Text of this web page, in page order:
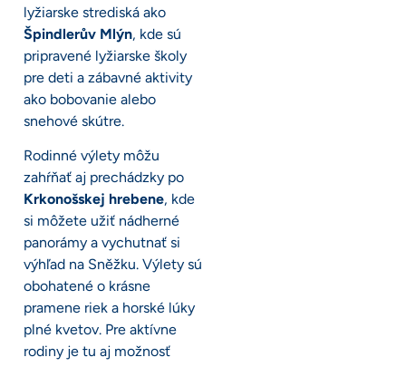
lyžiarske strediská ako
Špindlerův Mlýn, kde sú
pripravené lyžiarske školy
pre deti a zábavné aktivity
ako bobovanie alebo
snehové skútre.
Rodinné výlety môžu
zahŕňať aj prechádzky po
Krkonošskej hrebene, kde
si môžete užiť nádherné
panorámy a vychutnať si
výhľad na Sněžku. Výlety sú
obohatené o krásne
pramene riek a horské lúky
plné kvetov. Pre aktívne
rodiny je tu aj možnosť